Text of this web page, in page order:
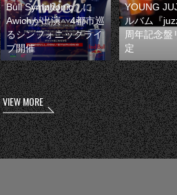
Bull Symphonic』に
Awichが出演 4都市巡
るシンフォニックライ
ブ開催
YOUNG
ルバム『
周年記念盤
定
VIEW MORE